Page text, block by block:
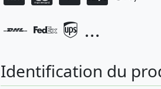
...
Identification du